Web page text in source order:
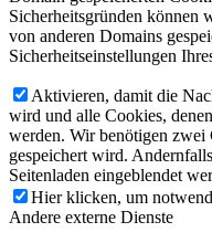
Sicherheitsgründen können
von anderen Domains
Sicherheitseinstellungen
Aktivieren, damit die
wird und alle Cookies,
werden. Wir benötigen zwei
gespeichert wird.
Seitenladen eingeblendet
Hier klicken, um
Andere externe Dienste